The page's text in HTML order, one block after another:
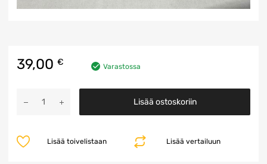
39,00 € Varastossa
määrä
Lisää ostoskoriin
Lisää vertailuun
Lisää toivelistaan